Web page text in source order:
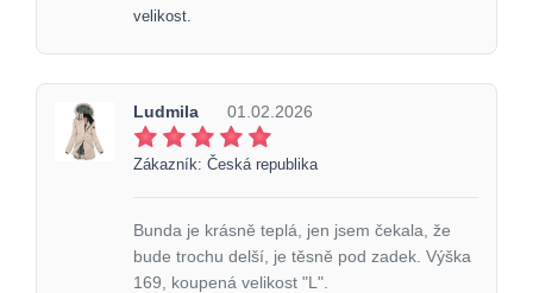
velikost.
Ludmila 01.02.2026
Zákazník: Česká republika
Bunda je krásně teplá, jen jsem čekala, že
bude trochu delší, je těsně pod zadek. Výška
169, koupená velikost "L".